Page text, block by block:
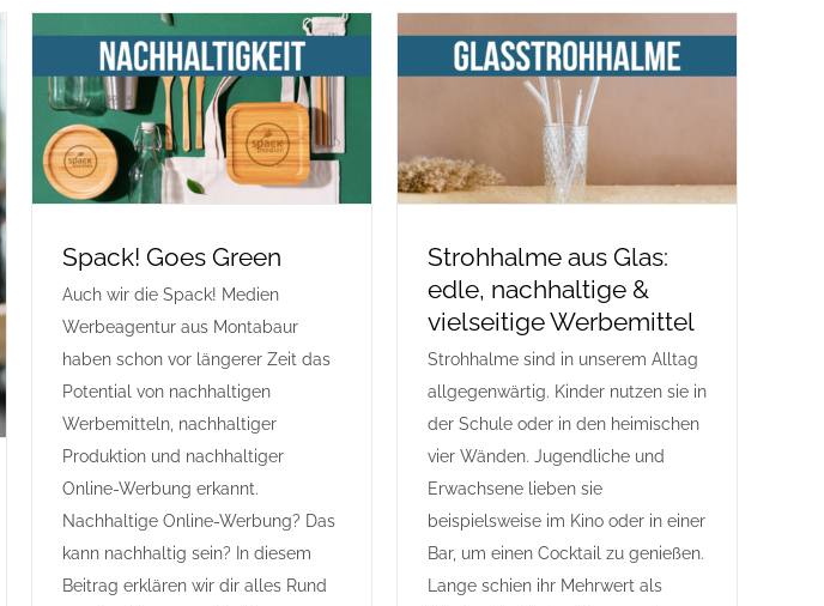
Fotos
und mehr
Spack! Goes Green
Auch wir die Spack! Medien
Werbeagentur aus Montabaur
haben schon vor längerer Zeit das
Potential von nachhaltigen
Werbemitteln, nachhaltiger
Produktion und nachhaltiger
Online-Werbung erkannt.
Nachhaltige Online-Werbung? Das
kann nachhaltig sein? In diesem
Beitrag erklären wir dir alles Rund
Strohhalme aus Glas:
edle, nachhaltige &
vielseitige Werbemittel
Strohhalme sind in unserem Alltag
allgegenwärtig. Kinder nutzen sie in
der Schule oder in den heimischen
vier Wänden. Jugendliche und
Erwachsene lieben sie
beispielsweise im Kino oder in einer
Bar, um einen Cocktail zu genießen.
Lange schien ihr Mehrwert als